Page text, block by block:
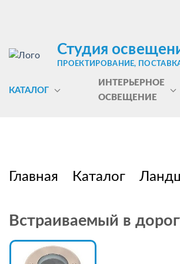
Студия
ПРОЕКТИРОВАНИЕ,
КАТАЛОГ
ИНТЕРЬЕРНОЕ
ОСВЕЩЕНИЕ
Главная Каталог
Встраиваемый в